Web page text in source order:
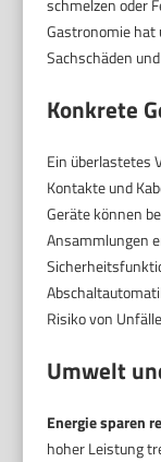
schmelzen oder
Gastronomie hat
Sachschäden
Konkrete
Ein überlastetes
Kontakte und
Geräte können
Ansammlungen
Risiko von
Umwelt
Energie sparen
hoher Leistung